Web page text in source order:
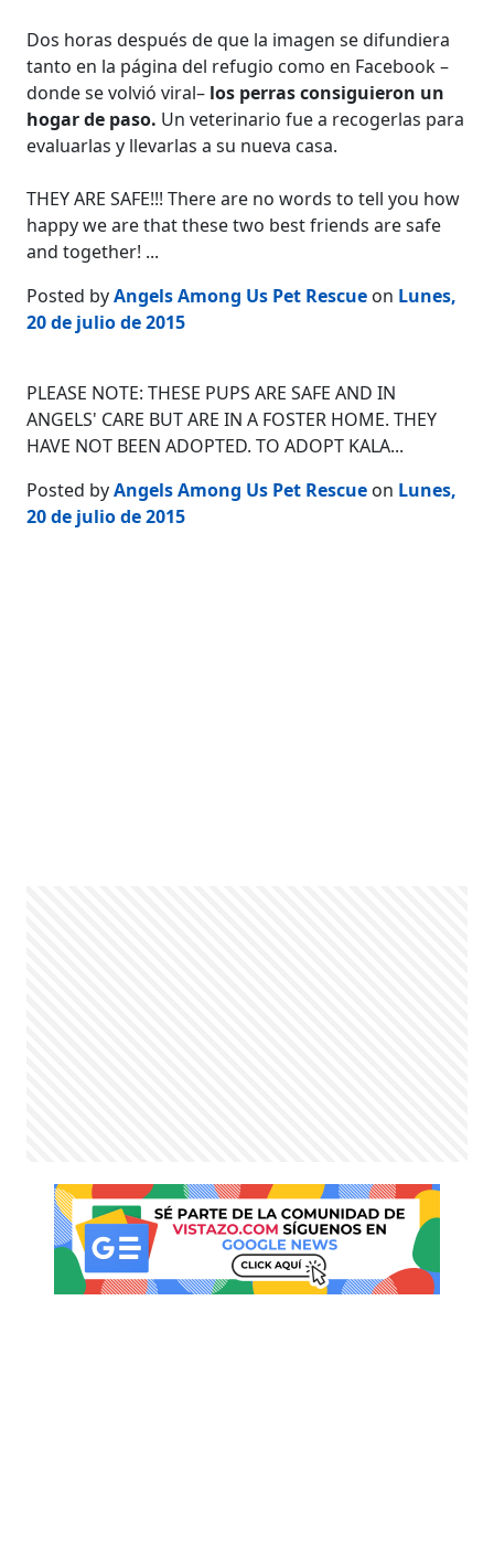
Dos horas después de que la imagen se difundiera
tanto en la página del refugio como en Facebook –
donde se volvió viral– los perras consiguieron un
hogar de paso. Un veterinario fue a recogerlas para
evaluarlas y llevarlas a su nueva casa.
THEY ARE SAFE!!! There are no words to tell you how
happy we are that these two best friends are safe
and together! ...
Posted byAngels Among Us Pet Rescue on Lunes,
20 de julio de 2015
PLEASE NOTE: THESE PUPS ARE SAFE AND IN
ANGELS' CARE BUT ARE IN A FOSTER HOME. THEY
HAVE NOT BEEN ADOPTED. TO ADOPT KALA...
Posted byAngels Among Us Pet Rescue on Lunes,
20 de julio de 2015